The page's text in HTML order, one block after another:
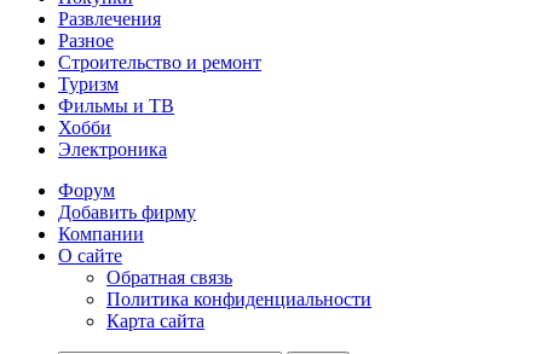
Развлечения
Разное
Строительство и ремонт
Туризм
Фильмы и ТВ
Хобби
Электроника
Форум
Добавить фирму
Компании
О сайте
Обратная связь
Политика конфиденциальности
Карта сайта